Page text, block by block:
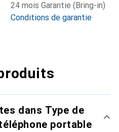
24 mois Garantie (Bring-in)
Conditions de garantie
dans Type de
portable